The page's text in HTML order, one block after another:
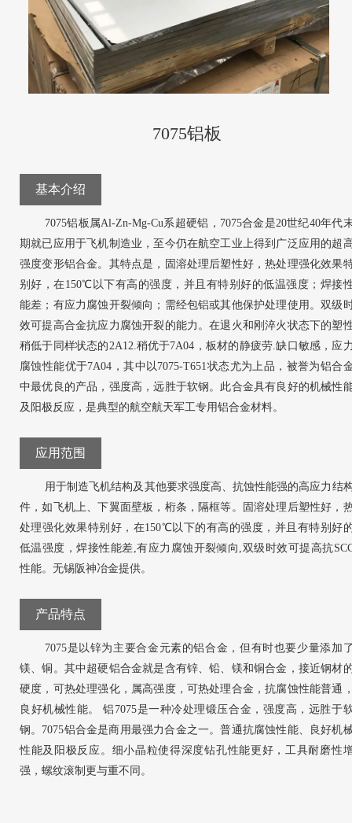
7075铝板
基本介绍
7075铝板属Al-Zn-Mg-Cu系超硬铝，7075合金是20世纪40年代
期就已应用于飞机制造业，至今仍在航空工业上得到广泛应用的超
强度变形铝合金。其特点是，固溶处理后塑性好，热处理强化效果
别好，在150℃以下有高的强度，并且有特别好的低温强度；焊接
能差；有应力腐蚀开裂倾向；需经包铝或其他保护处理使用。双级
效可提高合金抗应力腐蚀开裂的能力。在退火和刚淬火状态下的塑
稍低于同样状态的2A12.稍优于7A04，板材的静疲劳.缺口敏感，应
腐蚀性能优于7A04，其中以7075-T651状态尤为上品，被誉为铝合
中最优良的产品，强度高，远胜于软钢。此合金具有良好的机械性
及阳极反应，是典型的航空航天军工专用铝合金材料。
应用范围
用于制造飞机结构及其他要求强度高、抗蚀性能强的高应力结
件，如飞机上、下翼面壁板，桁条，隔框等。固溶处理后塑性好，
处理强化效果特别好，在150℃以下的有高的强度，并且有特别好
低温强度，焊接性能差,有应力腐蚀开裂倾向,双级时效可提高抗
性能。无锡阪神冶金提供。
产品特点
7075是以锌为主要合金元素的铝合金，但有时也要少量添加
镁、铜。其中超硬铝合金就是含有锌、铅、镁和铜合金，接近钢材
硬度，可热处理强化，属高强度，可热处理合金，抗腐蚀性能普通
良好机械性能。 铝7075是一种冷处理锻压合金，强度高，远胜于
钢。7075铝合金是商用最强力合金之一。普通抗腐蚀性能、良好机
性能及阳极反应。细小晶粒使得深度钻孔性能更好，工具耐磨性
强，螺纹滚制更与重不同。